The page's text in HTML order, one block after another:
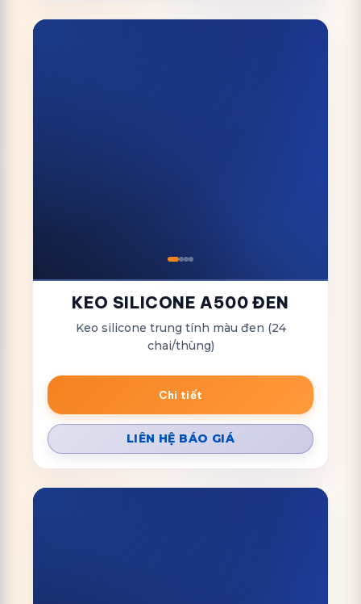
KEO SILICONE A500 ĐEN
Keo silicone trung tính màu đen (24
chai/thùng)
Chi tiết
LIÊN HỆ BÁO GIÁ